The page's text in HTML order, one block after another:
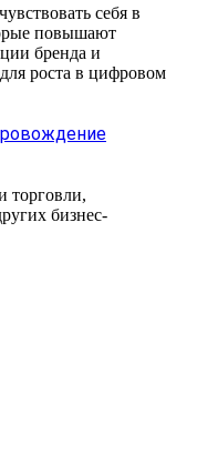
себя в
повышают
бренда и
роста в цифровом
торговли,
бизнес-